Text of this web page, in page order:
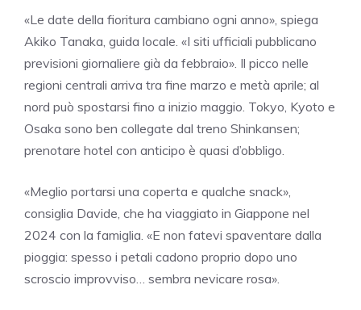
«Le date della fioritura cambiano ogni anno», spiega
Akiko Tanaka, guida locale. «I siti ufficiali pubblicano
previsioni giornaliere già da febbraio». Il picco nelle
regioni centrali arriva tra fine marzo e metà aprile; al
nord può spostarsi fino a inizio maggio. Tokyo, Kyoto e
Osaka sono ben collegate dal treno Shinkansen;
prenotare hotel con anticipo è quasi d’obbligo.
«Meglio portarsi una coperta e qualche snack»,
consiglia Davide, che ha viaggiato in Giappone nel
2024 con la famiglia. «E non fatevi spaventare dalla
pioggia: spesso i petali cadono proprio dopo uno
scroscio improvviso… sembra nevicare rosa».